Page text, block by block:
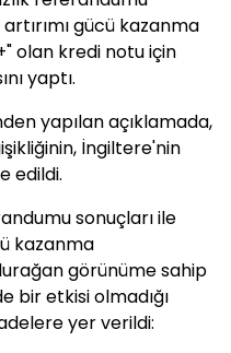
gücü kazanma
olan kredi notu için
yaptı.
yapılan açıklamada,
İngiltere'nin
edildi.
sonuçları ile
kazanma
görünüme sahip
bir etkisi olmadığı
yer verildi: